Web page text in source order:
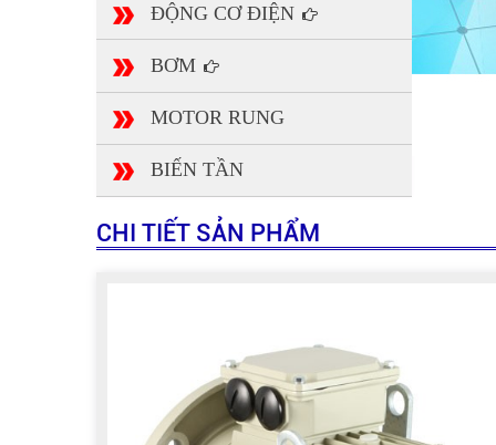
ĐỘNG CƠ ĐIỆN
BƠM
MOTOR RUNG
BIẾN TẦN
CHI TIẾT SẢN PHẨM